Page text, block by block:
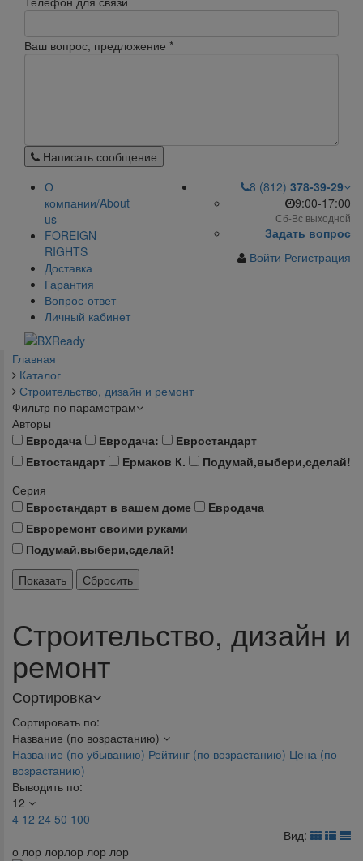
Ваш вопрос, предложение *
Написать сообщение
О
компании/About
us
FOREIGN
RIGHTS
Доставка
Гарантия
Вопрос-ответ
Личный кабинет
8 (812) 378-39-29
9:00-17:00
Сб-Вс выходной
Задать вопрос
Войти Регистрация
Главная
Каталог
Строительство, дизайн и ремонт
Фильтр по параметрам
Авторы
Евродача
Евродача:
Евростандарт
Евтостандарт
Ермаков К.
Подумай,выбери,сделай!
Серия
Евростандарт в вашем доме
Евродача
Евроремонт своими руками
Подумай,выбери,сделай!
Строительство, дизайн и
ремонт
Сортировка
Сортировать по:
Название (по возрастанию)
Название (по убыванию) Рейтинг (по возрастанию) Цена (по
возрастанию)
Выводить по:
12
4 12 24 50 100
Вид:
о лор лорлор лор лор